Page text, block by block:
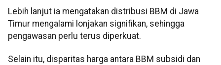
Lebih lanjut ia mengatakan distribusi BBM di Jawa
Timur mengalami lonjakan signifikan, sehingga
pengawasan perlu terus diperkuat.
Selain itu, disparitas harga antara BBM subsidi dan